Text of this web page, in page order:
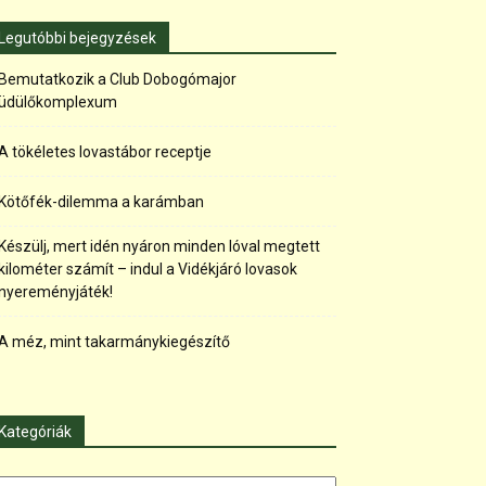
bejegyzések
a Club Dobogómajor
tökéletes lovastábor receptje
dilemma a karámban
mert idén nyáron minden lóval megtett
számít – indul a Vidékjáró lovasok
méz, mint takarmánykiegészítő